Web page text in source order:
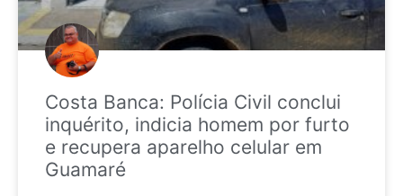
Costa Banca: Polícia Civil conclui
inquérito, indicia homem por furto
e recupera aparelho celular em
Guamaré